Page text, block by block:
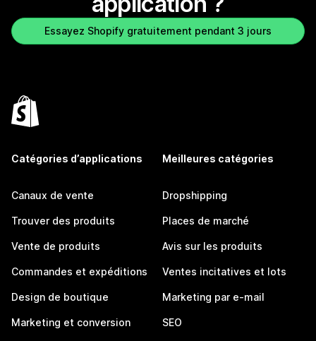
Essayez Shopify gratuitement pendant 3 jours
Catégories d’applications
Canaux de vente
Trouver des produits
Vente de produits
Commandes et expéditions
Design de boutique
Marketing et conversion
Meilleures catégories
Dropshipping
Places de marché
Avis sur les produits
Ventes incitatives et lots
Marketing par e-mail
SEO